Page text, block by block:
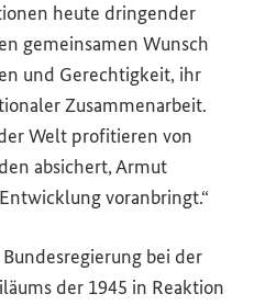
heute dringender
gemeinsamen Wunsch
und Gerechtigkeit, ihr
Zusammenarbeit.
Welt profitieren von
absichert, Armut
voranbringt.“
bei der
der 1945 in Reaktion